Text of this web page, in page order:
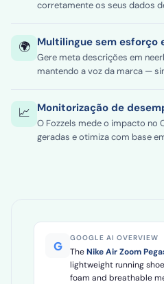
corretamente os seus dados
🌍 Multilingue sem esforço
Gere meta descrições em
mantendo a voz da marca —
📈 Monitorização de
O Fozzels mede o impacto no
geradas e otimiza com base
G
GOOGLE AI OVERVIEW
TheNike Air Zoom
lightweight running
foam and breathable